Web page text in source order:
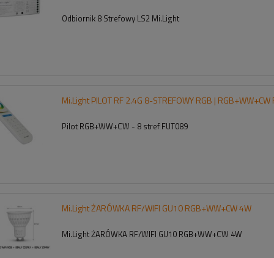
Odbiornik 8 Strefowy LS2 Mi.Light
Mi.Light PILOT RF 2.4G 8-STREFOWY RGB |
Pilot RGB+WW+CW - 8 stref FUT089
Mi.Light ŻARÓWKA RF/WIFI GU10 RGB+WW+CW 4W
Mi.Light ŻARÓWKA RF/WIFI GU10 RGB+WW+CW 4W